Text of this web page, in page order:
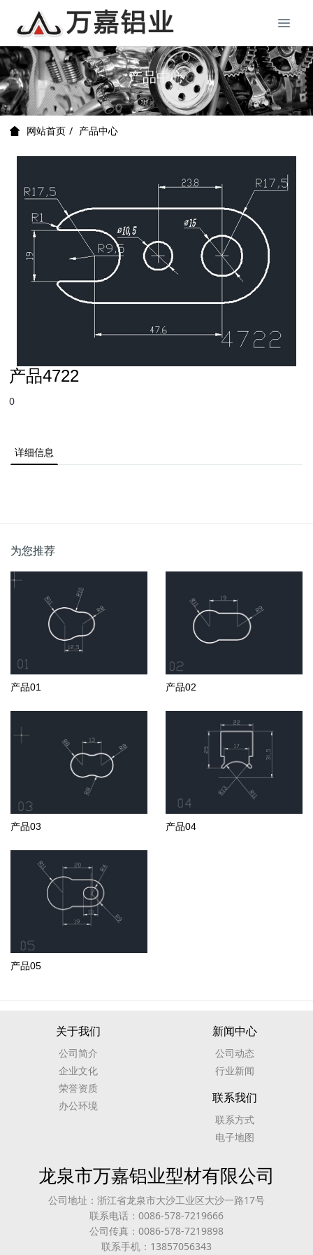
产品中心
网站首页 产品中心
产品4722
0
详细信息
为您推荐
产品01 产品02
产品03 产品04
产品05
关于我们
公司简介
企业文化
荣誉资质
办公环境
新闻中心
公司动态
行业新闻
联系我们
联系方式
电子地图
龙泉市万嘉铝业型材有限公司
公司地址：浙江省龙泉市大沙工业区大沙一路17号
联系电话：0086-578-7219666
公司传真：0086-578-7219898
联系手机：13857056343